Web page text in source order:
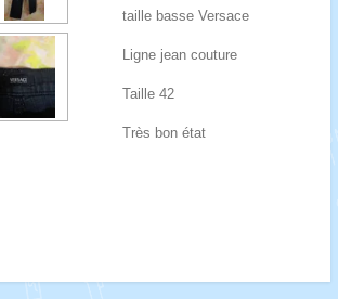
taille basse Versace
Ligne jean couture
Taille 42
Très bon état